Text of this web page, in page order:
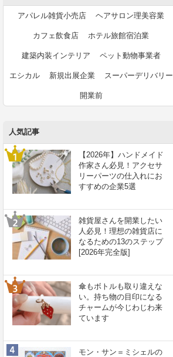
アパレル雑貨小売店 ヘアサロン理美容業
カフェ飲食店 ホテル旅館宿泊業
建築内装インテリア ペット動物事業者
エシカル 新規出展企業 スーパーデリバリー
開業前
人気記事
【2026年】ハンドメイド
作家さん必見！アクセサ
リーパーツの仕入れにお
すすめの企業5選
雑貨屋さんを開業したい
人必見！理想の雑貨店に
なるための13のステップ
[2026年完全版]
傘もボトルも取り違えな
い。持ち物の目印になる
チャームが今じわじわ来
ています
モン・サン＝ミシェルの